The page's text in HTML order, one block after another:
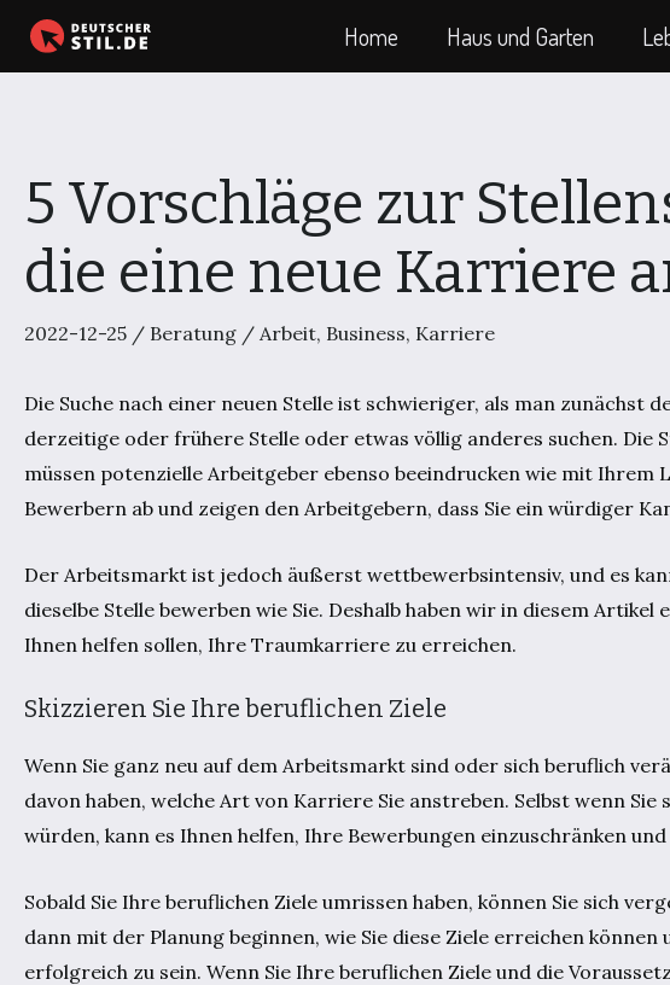
Zum
Inhalt
Home Haus und Garten
5 Vorschläge zur
die eine neue Karriere
2022-12-25 / Beratung / Arbeit, Business, Karriere
Die Suche nach einer neuen Stelle ist schwieriger, als man zunächst
derzeitige oder frühere Stelle oder etwas völlig anderes suchen. Die
müssen potenzielle Arbeitgeber ebenso beeindrucken wie mit Ihrem
Bewerbern ab und zeigen den Arbeitgebern, dass Sie ein würdiger
Der Arbeitsmarkt ist jedoch äußerst wettbewerbsintensiv, und es
dieselbe Stelle bewerben wie Sie. Deshalb haben wir in diesem
Ihnen helfen sollen, Ihre Traumkarriere zu erreichen.
Skizzieren Sie Ihre beruflichen Ziele
Wenn Sie ganz neu auf dem Arbeitsmarkt sind oder sich beruflich
davon haben, welche Art von Karriere Sie anstreben. Selbst wenn
würden, kann es Ihnen helfen, Ihre Bewerbungen einzuschränken
Sobald Sie Ihre beruflichen Ziele umrissen haben, können Sie sich
dann mit der Planung beginnen, wie Sie diese Ziele erreichen
erfolgreich zu sein. Wenn Sie Ihre beruflichen Ziele und die